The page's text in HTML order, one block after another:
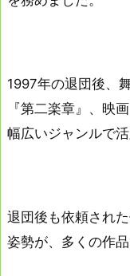
1997年の退団後、
『第二楽章』、映
幅広いジャンルで活
退団後も依頼され
姿勢が、多くの作